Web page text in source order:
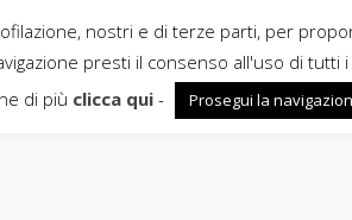
nostri e di terze parti, per
presti il consenso all'uso di tutti i
di più clicca qui- Prosegui la